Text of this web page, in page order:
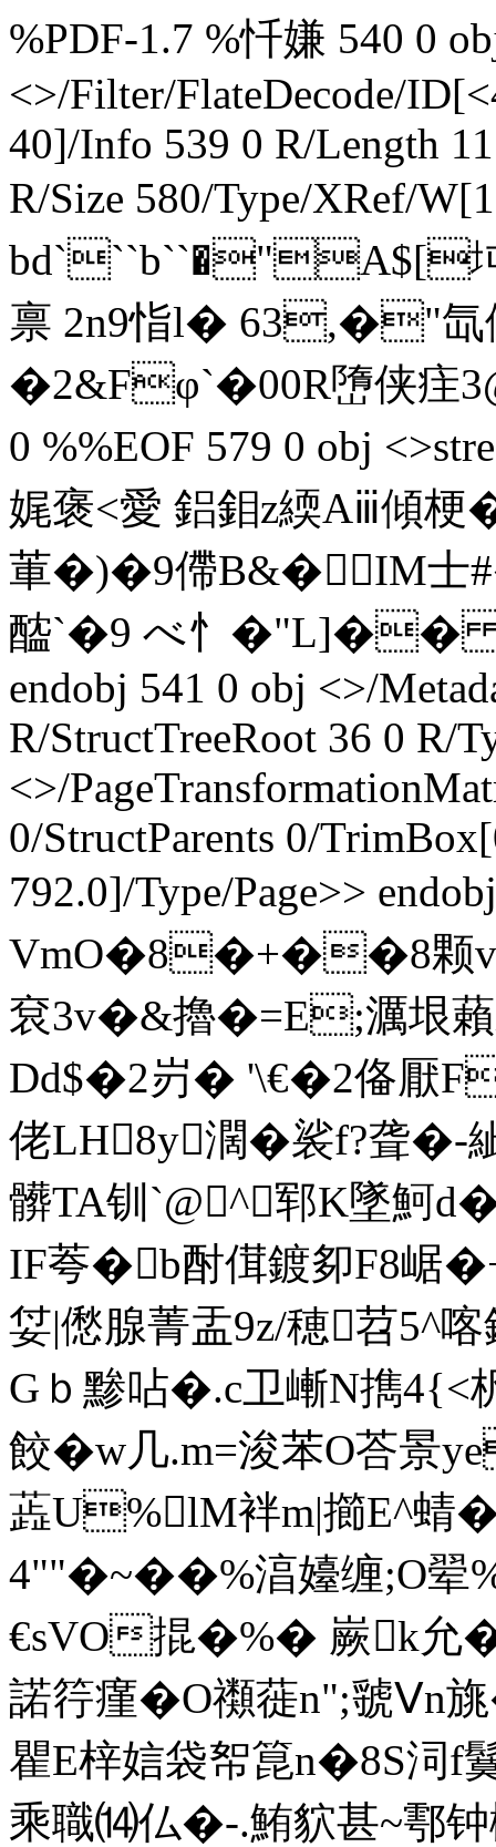
%PDF-1.7 %忏嫌 540 0
<>/Filter/FlateDecode/ID[
40]/Info 539 0 R/Length
R/Size 580/Type/XRef/
bd```b``�"A$[坉�
禀 2n9恉l� 63,�"氙
�2&Fφ`�00R嶞侠疰
0 %%EOF 579 0 obj
娓褒<愛 鋁鉬z緛Aⅲ傾梗
莗�)�9僀B&�ΙM士
醓`�9 べ忄�"
endobj 541 0 obj <>/
R/StructTreeRoot 36 0 R/
<>/
0/StructParents 0/
792.0]/Type/Page>>
VmO�8�+��8颗
袞3v�&擼�=E;濿
Dd$�2岃� '\€�2俻厭
佬LH8y濶�裟f?
髒TA钏`@^郓K墜魺
IF荂�b酎傇鍍卶F8崌
姇|僽腺菁盂9z/穂苕5^
Gｂ黪呫�.c卫嶃N擕
餃�w几.m=浚苯O荅景
蕋U%lM袢m|擳E^蜻
4""�~��%湻嬯缠;O翚
€sVO掍� %� 嶡k允
諾筕瘽�O禷蓰n";虢
瞿E梓娮袋帤箟n�8S泀f
乘職⒁仏�-.鮪貁甚~鄠